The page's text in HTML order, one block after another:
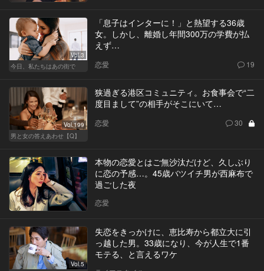
Vol.3
今日、私たちはあの街で
「息子はインターに！」と熱望する36歳
女。しかし、離婚し年間300万の学費が払
えず…
恋愛 19
Vol.199
男と女の答えあわせ【Q】
狭過ぎる港区コミュニティ。お食事会で“二
度目まして”の相手がそこにいて…
恋愛 30
本物の恋愛とはご無沙汰だけど、久しぶり
に恋の予感…。45歳バツイチ男が西麻布で
過ごした夜
恋愛
Vol.5
失恋をきっかけに、恵比寿から都立大に引
っ越した男。33歳になり、今が人生で1番
モテる、と言えるワケ